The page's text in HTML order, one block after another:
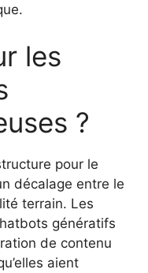
les
?
pour le
décalage entre le
terrain. Les
génératifs
de contenu
aient